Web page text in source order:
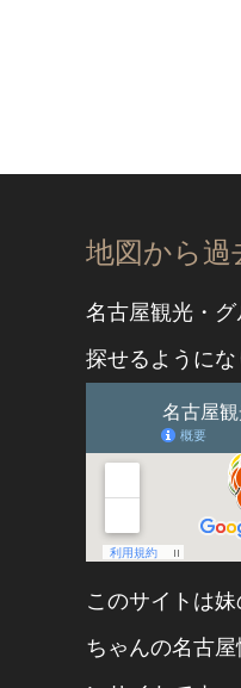
地図から過
名古屋観光・
探せるようにな
このサイトは妹
ちゃんの名古